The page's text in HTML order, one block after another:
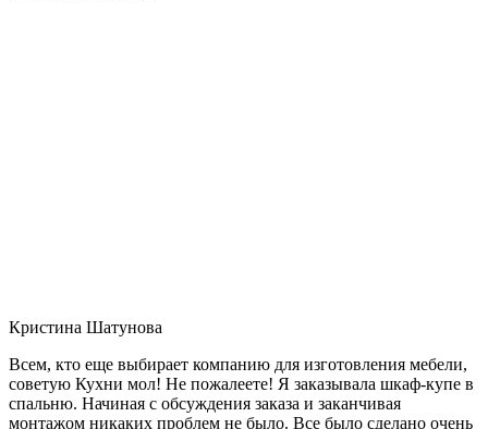
Кристина Шатунова
Всем, кто еще выбирает компанию для изготовления мебели,
советую Кухни мол! Не пожалеете! Я заказывала шкаф-купе в
спальню. Начиная с обсуждения заказа и заканчивая
монтажом никаких проблем не было. Все было сделано очень